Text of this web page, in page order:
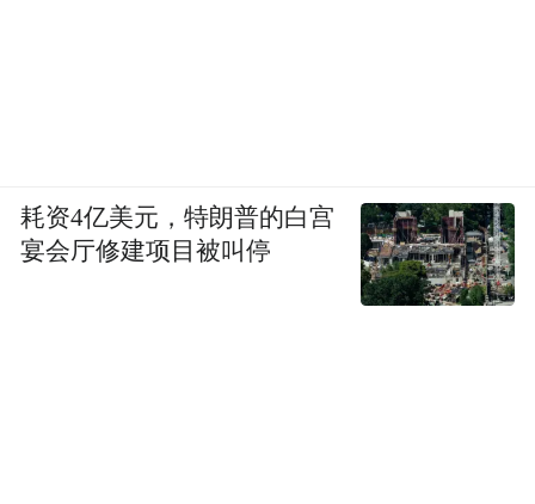
耗资4亿美元，特朗普的白宫
宴会厅修建项目被叫停